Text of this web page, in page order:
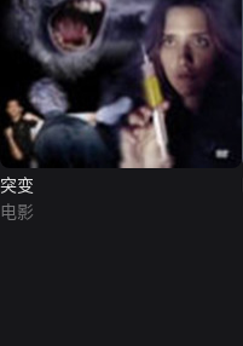
突变
电影